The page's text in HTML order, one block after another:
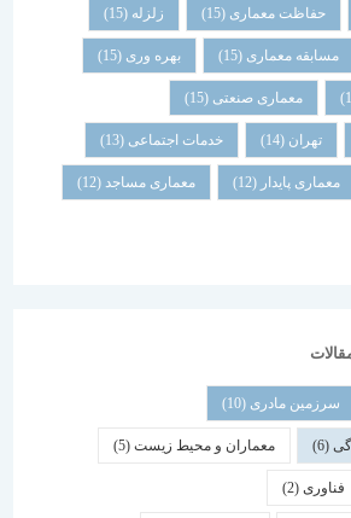
معماری (15) زلزله
معماری (15) بهره وری(15)
معماری صنعتی(15)
خدمات اجتماعی (13)
پایدار (12) معماری مساجد(12)
مادری(10)
معماران و محیط زیست(5)
(2)